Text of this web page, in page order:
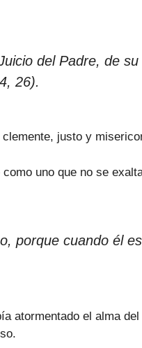
del Padre, de
26).
justo y
uno que no se
porque cuando él
atormentado el alma